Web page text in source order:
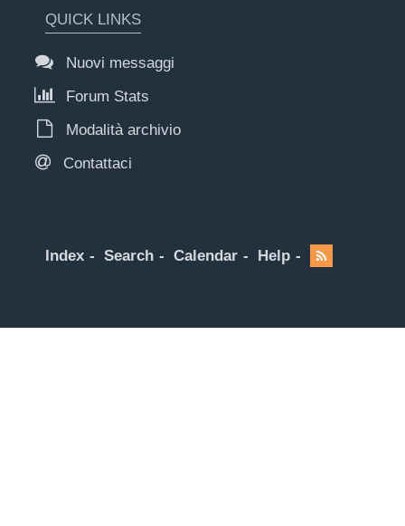
QUICK LINKS
Nuovi messaggi
Forum Stats
Modalità archivio
Contattaci
Index Search Calendar Help